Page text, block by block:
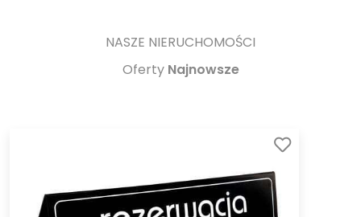
NASZE NIERUCHOMOŚCI
Oferty Najnowsze